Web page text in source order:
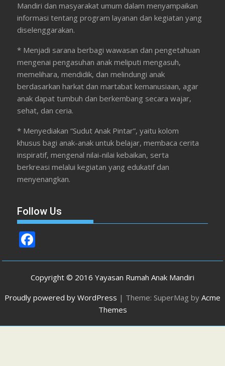
Mandiri dan masyarakat umum dalam menyampaikan
informasi tentang program layanan dan kegiatan yang
diselenggarakan.
* Menjadi sarana berbagi wawasan dan pengetahuan
mengenai pengasuhan anak meliputi mengasuh,
memelihara, mendidik, dan melindungi anak
berdasarkan harkat dan martabat kemanusiaan, agar
anak dapat tumbuh dan berkembang secara wajar,
sehat, dan ceria.
* Menyediakan “Sudut Anak Pintar”, yaitu kolom
khusus bagi anak-anak untuk belajar, membaca cerita
inspiratif, mengenal nilai-nilai kebaikan, serta
berkreasi melalui kegiatan yang edukatif dan
menyenangkan.
Follow Us
ac
e
b
o
o
Copyright © 2016 Yayasan Rumah Anak Mandiri
Proudly powered by WordPress | Theme: SuperMag by Acme
Themes